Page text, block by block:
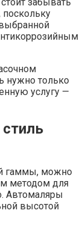
поскольку
нужно только
услугу —
гаммы, можно
методом для
Автомаляры
высотой